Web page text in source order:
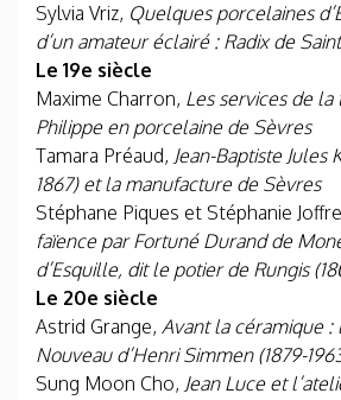
Sylvia Vriz, Quelques porcelaines
d’un amateur éclairé : Radix de
Le 19e siècle
Maxime Charron, Les services de
Philippe en porcelaine de Sèvres
Tamara Préaud, Jean-Baptiste Jules
1867) et la manufacture de Sèvres
Stéphane Piques et Stéphanie
faïence par Fortuné Durand de
d’Esquille, dit le potier de Rungis
Le 20e siècle
Astrid Grange, Avant la céramique :
Nouveau d’Henri Simmen (1879-
Sung Moon Cho, Jean Luce et